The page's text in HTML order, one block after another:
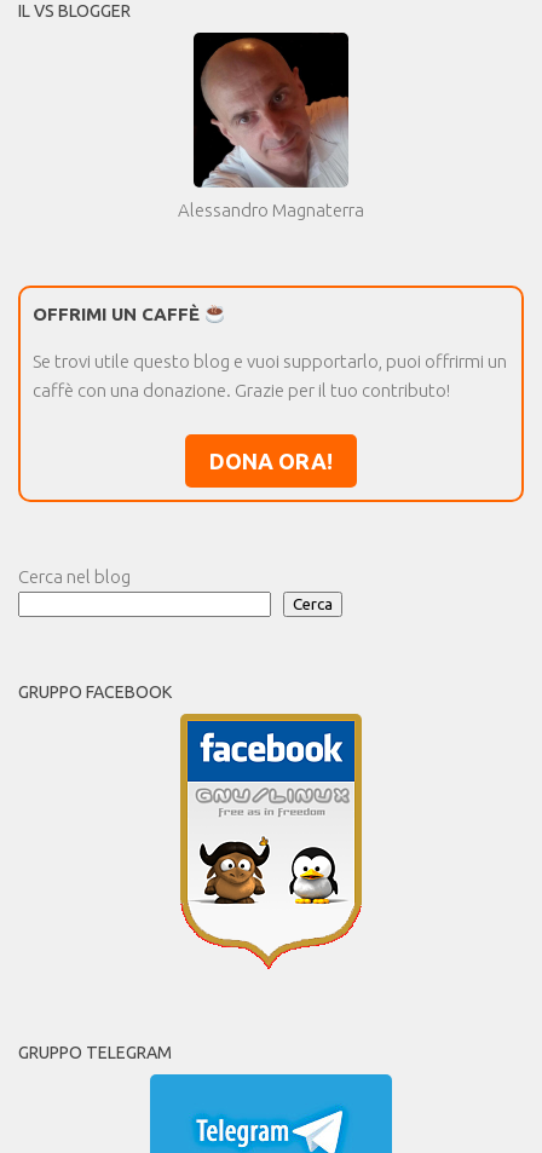
IL VS BLOGGER
Alessandro Magnaterra
OFFRIMI UN CAFFÈ
Se trovi utile questo blog e vuoi supportarlo, puoi offrirmi un
caffè con una donazione. Grazie per il tuo contributo!
DONA ORA!
Cerca nel blog
Cerca
GRUPPO FACEBOOK
GRUPPO TELEGRAM